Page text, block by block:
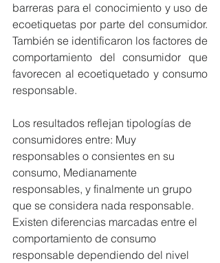
barreras para el conocimiento y uso de
ecoetiquetas por parte del consumidor.
También se identificaron los factores de
comportamiento del consumidor que
favorecen al ecoetiquetado y consumo
responsable.
Los resultados reflejan tipologías de
consumidores entre: Muy
responsables o consientes en su
consumo, Medianamente
responsables, y finalmente un grupo
que se considera nada responsable.
Existen diferencias marcadas entre el
comportamiento de consumo
responsable dependiendo del nivel